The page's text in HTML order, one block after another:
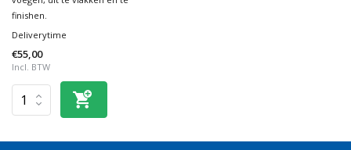
finishen.
Deliverytime
€55,00
Incl. BTW